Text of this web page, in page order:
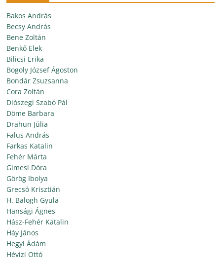
Bakos András
Becsy András
Bene Zoltán
Benkő Elek
Bilicsi Erika
Bogoly József Ágoston
Bondár Zsuzsanna
Cora Zoltán
Diószegi Szabó Pál
Döme Barbara
Drahun Júlia
Falus András
Farkas Katalin
Fehér Márta
Gimesi Dóra
Görög Ibolya
Grecsó Krisztián
H. Balogh Gyula
Hansági Ágnes
Hász-Fehér Katalin
Háy János
Hegyi Ádám
Hévizi Ottó